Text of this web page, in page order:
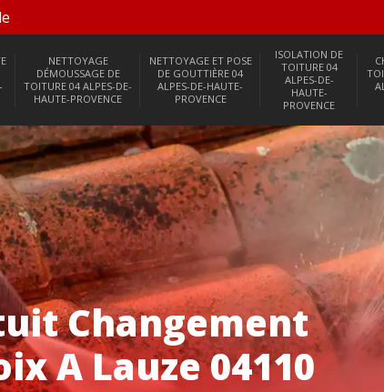
NETTOYAGE
DÉMOUSSAGE DE
TOITURE 04 ALPES-DE-
HAUTE-PROVENCE
NETTOYAGE ET POSE
DE GOUTTIÈRE 04
ALPES-DE-HAUTE-
PROVENCE
ISOLATION DE
TOITURE 04
ALPES-DE-
HAUTE-
PROVENCE
Changement
A Lauze 04110